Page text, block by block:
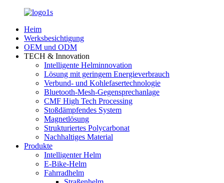
Heim
Werksbesichtigung
OEM und ODM
TECH & Innovation
Intelligente Helminnovation
Lösung mit geringem Energieverbrauch
Verbund- und Kohlefasertechnologie
Bluetooth-Mesh-Gegensprechanlage
CMF High Tech Processing
Stoßdämpfendes System
Magnetlösung
Strukturiertes Polycarbonat
Nachhaltiges Material
Produkte
Intelligenter Helm
E-Bike-Helm
Fahrradhelm